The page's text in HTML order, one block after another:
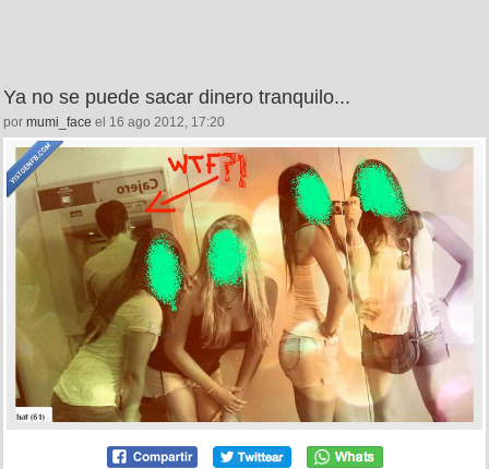
Ya no se puede sacar dinero tranquilo...
por mumi_face el 16 ago 2012, 17:20